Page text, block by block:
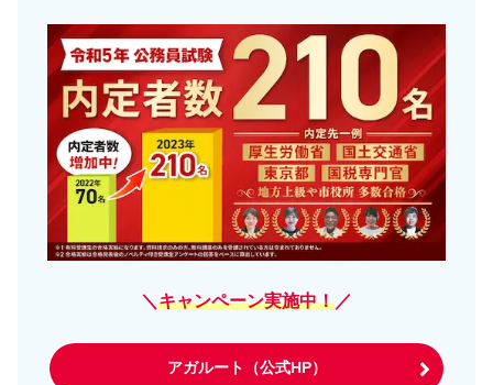
＼ キャンペーン実施中！／
アガルート（公式HP）